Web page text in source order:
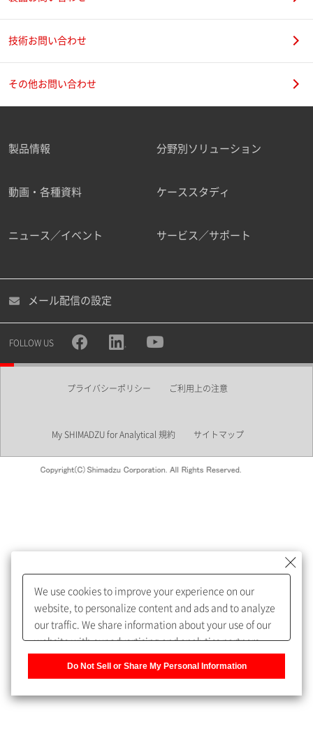
ご勤務先
職種
所属部署
めします。
My SHIMADZU for Analyticalへ登録いただくと、技術情報や
取扱説明書・Webinarなどの閲覧ができます。
うになります。
技術お問い合わせ
その他お問い合わせ
製品情報 分野別ソリューション
動画・各種資料 ケーススタディ
ニュース／イベント サービス／サポート
メール配信の設定
FOLLOW US
プライバシーポリシー ご利用上の注意
My SHIMADZU for Analytical 規約 サイトマップ
We use cookies to improve your experience on our
website, to personalize content and ads and to analyze
our traffic. We share information about your use of our
website with our advertising and analytics partners,
Do Not Sell or Share My Personal Information